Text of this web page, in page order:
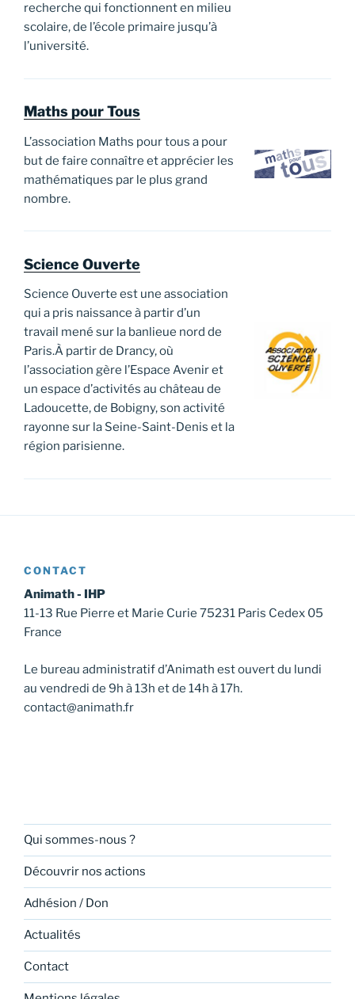
recherche qui fonctionnent en milieu
scolaire, de l’école primaire jusqu’à
l’université.
Maths pour Tous
L’association Maths pour tous a pour
but de faire connaître et apprécier les
mathématiques par le plus grand
nombre.
Science Ouverte
Science Ouverte est une association
qui a pris naissance à partir d’un
travail mené sur la banlieue nord de
Paris.À partir de Drancy, où
l’association gère l’Espace Avenir et
un espace d’activités au château de
Ladoucette, de Bobigny, son activité
rayonne sur la Seine-Saint-Denis et la
région parisienne.
CONTACT
Animath - IHP
11-13 Rue Pierre et Marie Curie 75231 Paris Cedex 05
France
Le bureau administratif d’Animath est ouvert du lundi
au vendredi de 9h à 13h et de 14h à 17h.
contact@animath.fr
Qui sommes-nous ?
Découvrir nos actions
Adhésion / Don
Actualités
Contact